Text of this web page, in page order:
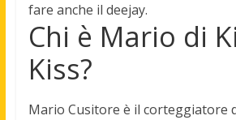
fare anche il deejay.
Chi è Mario di
Kiss?
Mario Cusitore è il corteggiatore